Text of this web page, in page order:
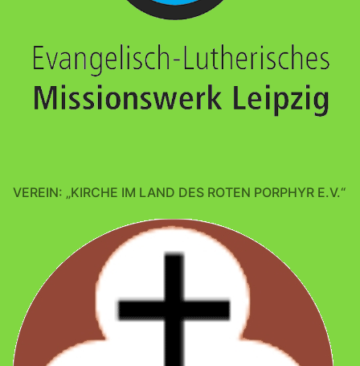
VEREIN: „KIRCHE IM LAND DES ROTEN PORPHYR E.V.“